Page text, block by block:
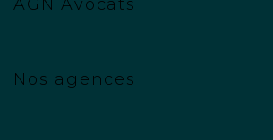
AGN Avocats
Nos agences